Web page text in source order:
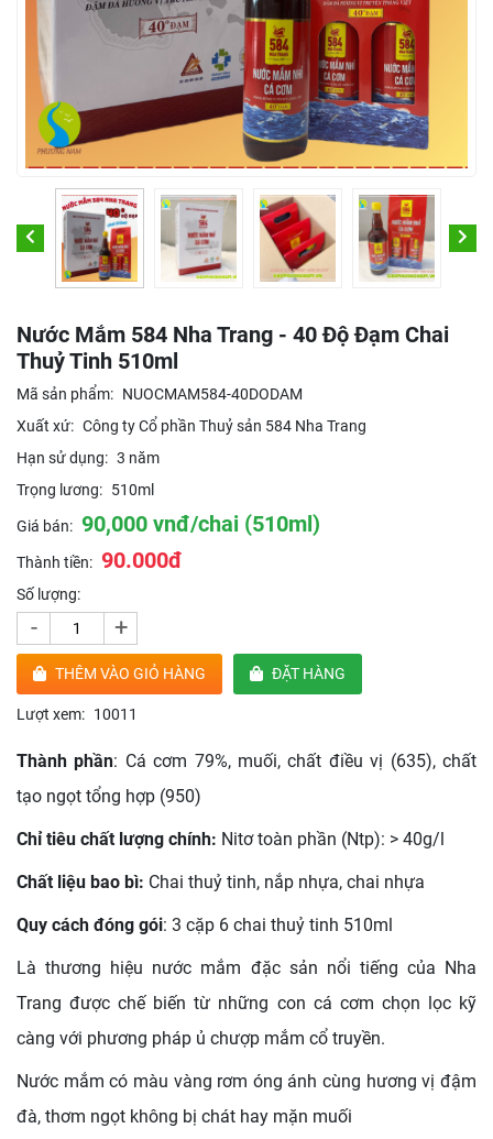
Nước Mắm 584 Nha Trang - 40 Độ Đạm Chai
Thuỷ Tinh 510ml
Mã sản phẩm: NUOCMAM584-40DODAM
Xuất xứ: Công ty Cổ phần Thuỷ sản 584 Nha Trang
Hạn sử dụng: 3 năm
Trọng lương: 510ml
Giá bán: 90,000 vnđ/chai (510ml)
Thành tiền: 90.000đ
Số lượng:
- +
THÊM VÀO GIỎ HÀNG ĐẶT HÀNG
Lượt xem: 10011
Thành phần: Cá cơm 79%, muối, chất điều vị (635), chất
tạo ngọt tổng hợp (950)
Chỉ tiêu chất lượng chính: Nitơ toàn phần (Ntp): > 40g/l
Chất liệu bao bì: Chai thuỷ tinh, nắp nhựa, chai nhựa
Quy cách đóng gói: 3 cặp 6 chai thuỷ tinh 510ml
Là thương hiệu nước mắm đặc sản nổi tiếng của Nha
Trang được chế biến từ những con cá cơm chọn lọc kỹ
càng với phương pháp ủ chượp mắm cổ truyền.
Nước mắm có màu vàng rơm óng ánh cùng hương vị đậm
đà, thơm ngọt không bị chát hay mặn muối